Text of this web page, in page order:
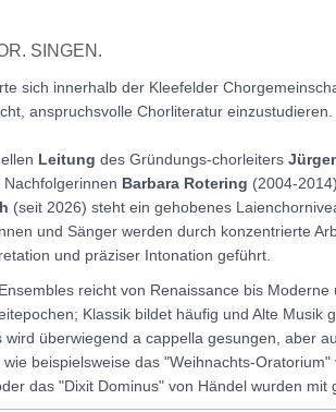
SINGEN.
sich innerhalb der Kleefelder
anspruchsvolle Chorliteratur einzustudieren.
Leitung des Gründungs-chorleiters
Barbara Rotering (2004-
(seit 2026) steht ein gehobenes
und Sänger werden durch konzentrierte
und präziser Intonation geführt.
reicht von Renaissance bis
Klassik bildet häufig und Alte Musik
wird überwiegend a cappella gesungen, aber
beispielsweise das "Weihnachts-
das "Dixit Dominus" von Händel wurden mit